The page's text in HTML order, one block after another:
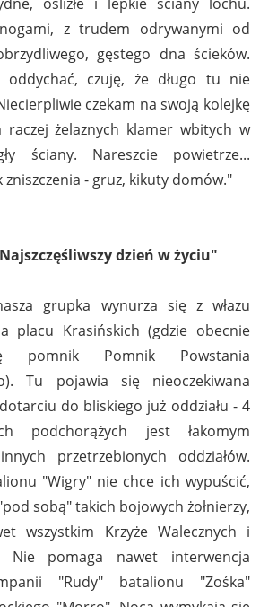
z trudem odrywanymi od
gęstego dna ścieków.
czuję, że długo tu nie
czekam na swoją kolejkę
żelaznych klamer wbitych w
ściany. Nareszcie powietrze...
zniszczenia - gruz, kikuty domów."
dzień w życiu"
grupka wynurza się z włazu
placu Krasińskich (gdzie obecnie
pomnik Pomnik Powstania
Tu pojawia się nieoczekiwana
do bliskiego już oddziału - 4
podchorążych jest łakomym
przetrzebionych oddziałów.
"Wigry" nie chce ich wypuścić,
sobą" takich bojowych żołnierzy,
wszystkim Krzyże Walecznych i
Nie pomaga nawet interwencja
"Rudy" batalionu "Zośka"